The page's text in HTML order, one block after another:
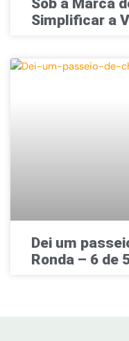
Simplificar a
Dei um
Ronda – 6 de